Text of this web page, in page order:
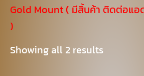
Gold Mount ( มีสิ้นค้า ติดต่อแอ
)
Showing all 2 results